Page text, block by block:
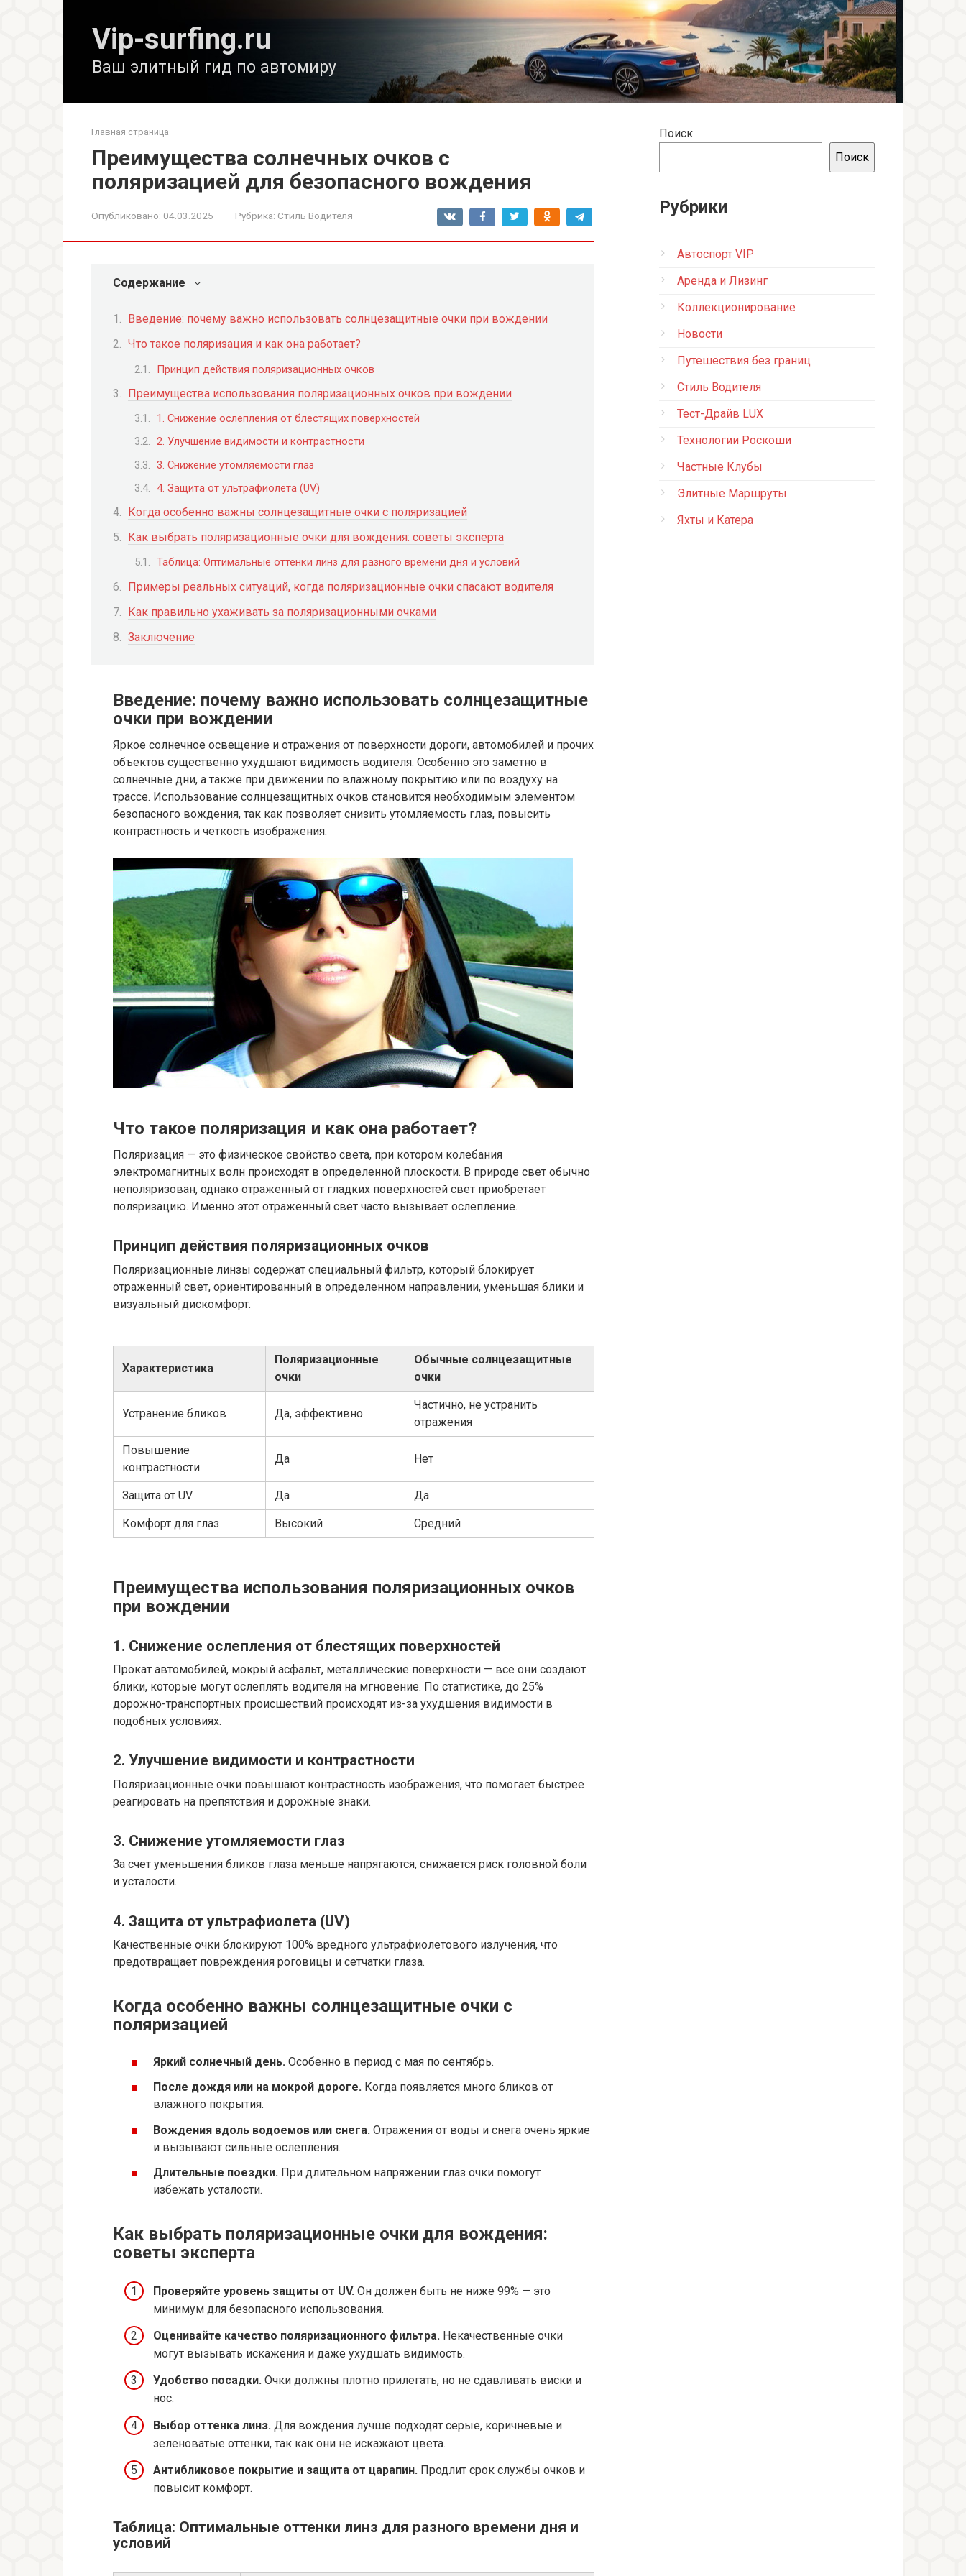
Vip-surfing.ru
Ваш элитный гид по автомиру
Главная страница
Преимущества солнечных очков с
поляризацией для безопасного вождения
Опубликовано: 04.03.2025 Рубрика: Стиль Водителя
Содержание
Введение: почему важно использовать солнцезащитные очки при вождении
Что такое поляризация и как она работает?
Принцип действия поляризационных очков
Преимущества использования поляризационных очков при вождении
1. Снижение ослепления от блестящих поверхностей
2. Улучшение видимости и контрастности
3. Снижение утомляемости глаз
4. Защита от ультрафиолета (UV)
Когда особенно важны солнцезащитные очки с поляризацией
Как выбрать поляризационные очки для вождения: советы эксперта
Таблица: Оптимальные оттенки линз для разного времени дня и условий
Примеры реальных ситуаций, когда поляризационные очки спасают водителя
Как правильно ухаживать за поляризационными очками
Заключение
Введение: почему важно использовать солнцезащитные
очки при вождении
Яркое солнечное освещение и отражения от поверхности дороги, автомобилей и прочих
объектов существенно ухудшают видимость водителя. Особенно это заметно в
солнечные дни, а также при движении по влажному покрытию или по воздуху на
трассе. Использование солнцезащитных очков становится необходимым элементом
безопасного вождения, так как позволяет снизить утомляемость глаз, повысить
контрастность и четкость изображения.
Что такое поляризация и как она работает?
Поляризация — это физическое свойство света, при котором колебания
электромагнитных волн происходят в определенной плоскости. В природе свет обычно
неполяризован, однако отраженный от гладких поверхностей свет приобретает
поляризацию. Именно этот отраженный свет часто вызывает ослепление.
Принцип действия поляризационных очков
Поляризационные линзы содержат специальный фильтр, который блокирует
отраженный свет, ориентированный в определенном направлении, уменьшая блики и
визуальный дискомфорт.
Характеристика
Поляризационные
очки
Обычные солнцезащитные
очки
Устранение бликов Да, эффективно
Частично, не устранить
отражения
Повышение
контрастности
Да Нет
Защита от UV Да Да
Комфорт для глаз Высокий Средний
Преимущества использования поляризационных очков
при вождении
1. Снижение ослепления от блестящих поверхностей
Прокат автомобилей, мокрый асфальт, металлические поверхности — все они создают
блики, которые могут ослеплять водителя на мгновение. По статистике, до 25%
дорожно-транспортных происшествий происходят из-за ухудшения видимости в
подобных условиях.
2. Улучшение видимости и контрастности
Поляризационные очки повышают контрастность изображения, что помогает быстрее
реагировать на препятствия и дорожные знаки.
3. Снижение утомляемости глаз
За счет уменьшения бликов глаза меньше напрягаются, снижается риск головной боли
и усталости.
4. Защита от ультрафиолета (UV)
Качественные очки блокируют 100% вредного ультрафиолетового излучения, что
предотвращает повреждения роговицы и сетчатки глаза.
Когда особенно важны солнцезащитные очки с
поляризацией
Яркий солнечный день. Особенно в период с мая по сентябрь.
После дождя или на мокрой дороге. Когда появляется много бликов от
влажного покрытия.
Вождения вдоль водоемов или снега. Отражения от воды и снега очень яркие
и вызывают сильные ослепления.
Длительные поездки. При длительном напряжении глаз очки помогут
избежать усталости.
Как выбрать поляризационные очки для вождения:
советы эксперта
Проверяйте уровень защиты от UV. Он должен быть не ниже 99% — это
минимум для безопасного использования.
Оценивайте качество поляризационного фильтра. Некачественные очки
могут вызывать искажения и даже ухудшать видимость.
Удобство посадки. Очки должны плотно прилегать, но не сдавливать виски и
нос.
Выбор оттенка линз. Для вождения лучше подходят серые, коричневые и
зеленоватые оттенки, так как они не искажают цвета.
Антибликовое покрытие и защита от царапин. Продлит срок службы очков и
повысит комфорт.
Таблица: Оптимальные оттенки линз для разного времени дня и
условий
Поиск
Поиск
Рубрики
Автоспорт VIP
Аренда и Лизинг
Коллекционирование
Новости
Путешествия без границ
Стиль Водителя
Тест-Драйв LUX
Технологии Роскоши
Частные Клубы
Элитные Маршруты
Яхты и Катера